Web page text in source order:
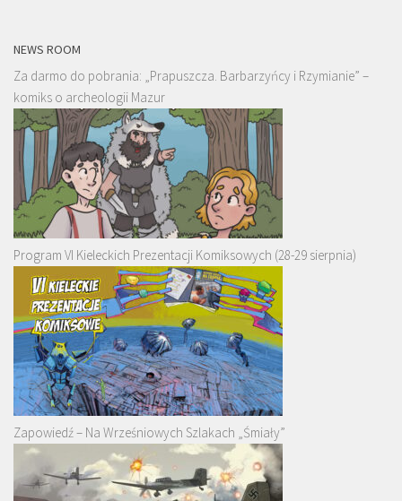
NEWS ROOM
Za darmo do pobrania: „Prapuszcza. Barbarzyńcy i Rzymianie” –
komiks o archeologii Mazur
Program VI Kieleckich Prezentacji Komiksowych (28-29 sierpnia)
Zapowiedź – Na Wrześniowych Szlakach „Śmiały”